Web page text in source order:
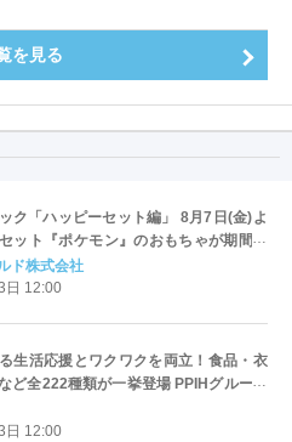
を見る
ク「ハッピーセット編」 8月7日(金)よ
ット『ポケモン』のおもちゃが期間限
ド株式会社
日 12:00
生活応援とワクワクを両立！食品・衣
ど全222種類が一挙登場 PPIHグループ
ール 8月6日(木)より順次スタート
日 12:00